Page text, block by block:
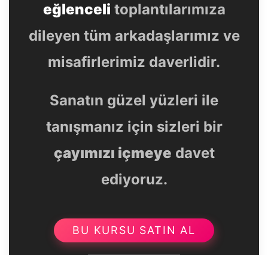
eğlenceli toplantılarımıza
dileyen tüm arkadaşlarımız ve
misafirlerimiz daverlidir.
Sanatın güzel yüzleri ile
tanışmanız için sizleri bir
çayımızı içmeye davet
ediyoruz.
BU KURSU SATIN AL